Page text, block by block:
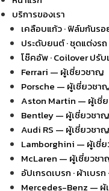
บริการของเรา
เคลือบแก้ว · ฟิล์มกันรอ
ประดับยนต์ · ชุดแต่งรถ
โช๊คอัพ · Coilover ปรับ
Ferrari — ผู้เชี่ยวชาญ
Porsche — ผู้เชี่ยวชา
Aston Martin — ผู้เชี่
Bentley — ผู้เชี่ยวชาญ
Audi RS — ผู้เชี่ยวชาญ
Lamborghini — ผู้เชี่
McLaren — ผู้เชี่ยวช
อัปเกรดเบรก · ผ้าเบรก
Mercedes-Benz — ผู้